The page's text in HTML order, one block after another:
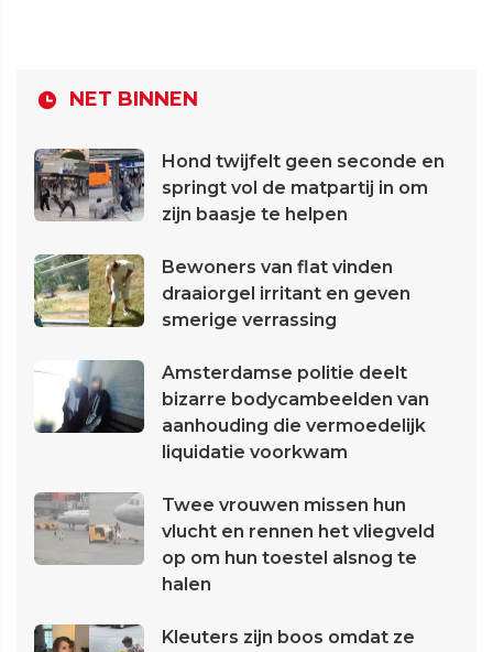
NET BINNEN
Hond twijfelt geen seconde en
springt vol de matpartij in om
zijn baasje te helpen
Bewoners van flat vinden
draaiorgel irritant en geven
smerige verrassing
Amsterdamse politie deelt
bizarre bodycambeelden van
aanhouding die vermoedelijk
liquidatie voorkwam
Twee vrouwen missen hun
vlucht en rennen het vliegveld
op om hun toestel alsnog te
halen
Kleuters zijn boos omdat ze